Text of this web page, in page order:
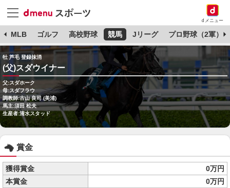
dメニュー
MLB ゴルフ 高校野球 競馬 Jリーグ プロ野球（2軍）
牡 芦毛 登録抹消
(父)スダウイナー
父:スダホーク
母:スダフラウ
調教師:古山 良司 (美浦)
馬主:須田 松夫
生産者:清水スタッド
賞金
獲得賞金
0万円
本賞金
0万円